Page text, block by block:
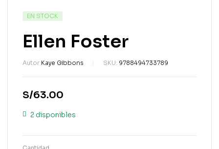
EN STOCK
Ellen Foster
Autor:Kaye Gibbons SKU: 9788494733789
S/63.00
2 disponibles